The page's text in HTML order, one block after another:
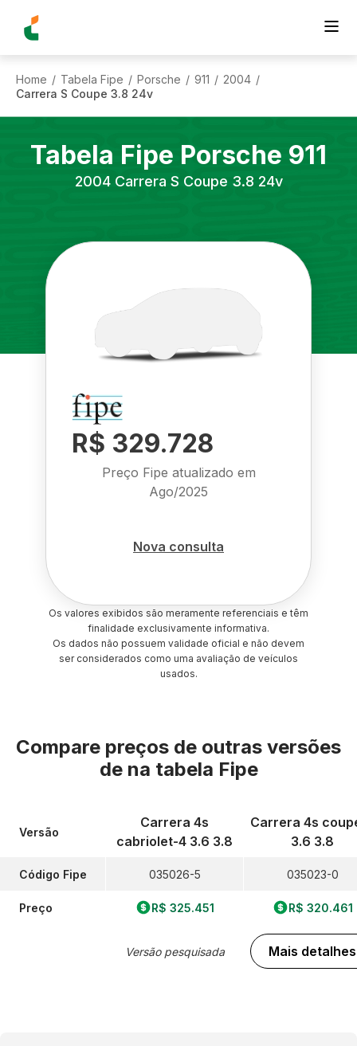
Home / Tabela Fipe / Porsche / 911 / 2004 /
Carrera S Coupe 3.8 24v
Tabela Fipe Porsche 911
2004 Carrera S Coupe 3.8 24v
R$ 329.728
Preço Fipe atualizado em
Ago/2025
Nova consulta
Os valores exibidos são meramente referenciais e têm
finalidade exclusivamente informativa.
Os dados não possuem validade oficial e não devem
ser considerados como uma avaliação de veículos
usados.
Compare preços de outras versões
de na tabela Fipe
Versão
Código Fipe
Preço
Carrera 4s
cabriolet-4 3.6 3.8
035026-5
R$ 325.451
Versão pesquisada
Carrera 4s
3.6 3.8
035023-0
R$ 320.461
Mais detalhes